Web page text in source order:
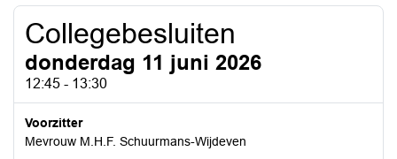
Collegebesluiten
donderdag 11 juni 2026
12:45 - 13:30
Voorzitter
Mevrouw M.H.F. Schuurmans-Wijdeven